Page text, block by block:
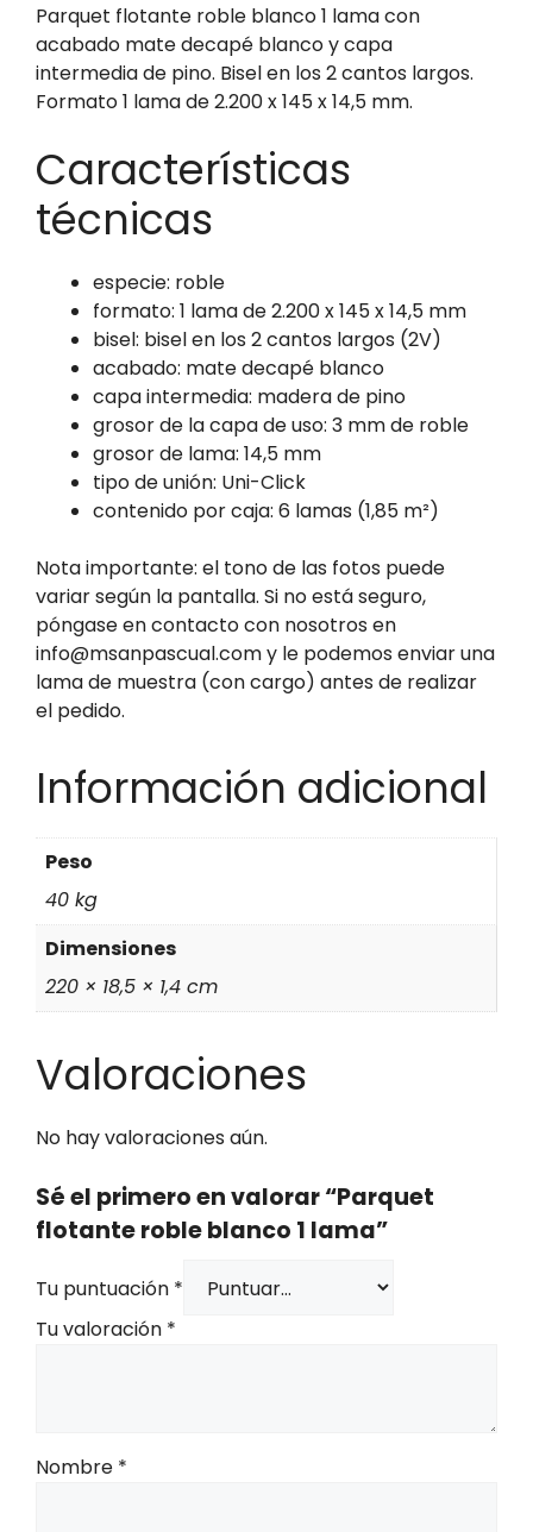
Parquet flotante roble blanco 1 lama con
acabado mate decapé blanco y capa
intermedia de pino. Bisel en los 2 cantos largos.
Formato 1 lama de 2.200 x 145 x 14,5 mm.
Características
técnicas
especie: roble
formato: 1 lama de 2.200 x 145 x 14,5 mm
bisel: bisel en los 2 cantos largos (2V)
acabado: mate decapé blanco
capa intermedia: madera de pino
grosor de la capa de uso: 3 mm de roble
grosor de lama: 14,5 mm
tipo de unión: Uni-Click
contenido por caja: 6 lamas (1,85 m²)
Nota importante: el tono de las fotos puede
variar según la pantalla. Si no está seguro,
póngase en contacto con nosotros en
info@msanpascual.com y le podemos enviar una
lama de muestra (con cargo) antes de realizar
el pedido.
Información adicional
Peso
40 kg
Dimensiones
220 × 18,5 × 1,4 cm
Valoraciones
No hay valoraciones aún.
Sé el primero en valorar “Parquet
flotante roble blanco 1 lama”
Tu puntuación *
Tu valoración *
Nombre *